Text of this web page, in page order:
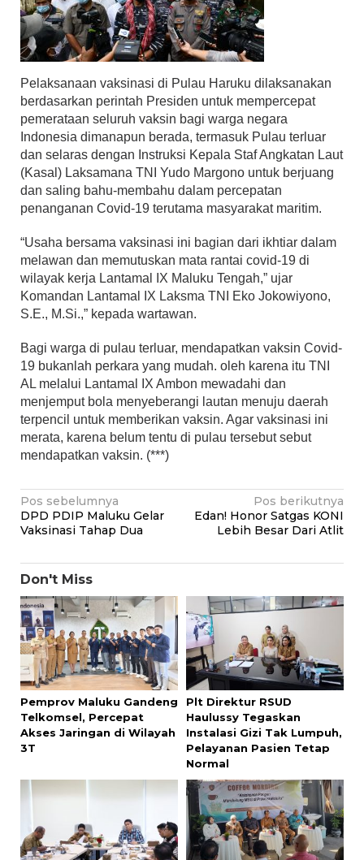
Pelaksanaan vaksinasi di Pulau Haruku dilaksanakan
berdasarkan perintah Presiden untuk mempercepat
pemerataan seluruh vaksin bagi warga negara
Indonesia dimanapun berada, termasuk Pulau terluar
dan selaras dengan Instruksi Kepala Staf Angkatan Laut
(Kasal) Laksamana TNI Yudo Margono untuk berjuang
dan saling bahu-membahu dalam percepatan
penanganan Covid-19 terutama masyarakat maritim.
“Usaha bersama vaksinasi ini bagian dari ikhtiar dalam
melawan dan memutuskan mata rantai covid-19 di
wilayak kerja Lantamal IX Maluku Tengah,” ujar
Komandan Lantamal IX Laksma TNI Eko Jokowiyono,
S.E., M.Si.,” kepada wartawan.
Bagi warga di pulau terluar, mendapatkan vaksin Covid-
19 bukanlah perkara yang mudah. oleh karena itu TNI
AL melalui Lantamal IX Ambon mewadahi dan
menjemput bola menyeberangi lautan menuju daerah
terpencil untuk memberikan vaksin. Agar vaksinasi ini
merata, karena belum tentu di pulau tersebut sebut
mendapatkan vaksin. (***)
Navigasi
pos
Pos sebelumnya
DPD PDIP Maluku Gelar
Vaksinasi Tahap Dua
Pos berikutnya
Edan! Honor Satgas KONI
Lebih Besar Dari Atlit
Don't Miss
Pemprov Maluku Gandeng
Telkomsel, Percepat
Akses Jaringan di Wilayah
3T
Plt Direktur RSUD
Haulussy Tegaskan
Instalasi Gizi Tak Lumpuh,
Pelayanan Pasien Tetap
Normal